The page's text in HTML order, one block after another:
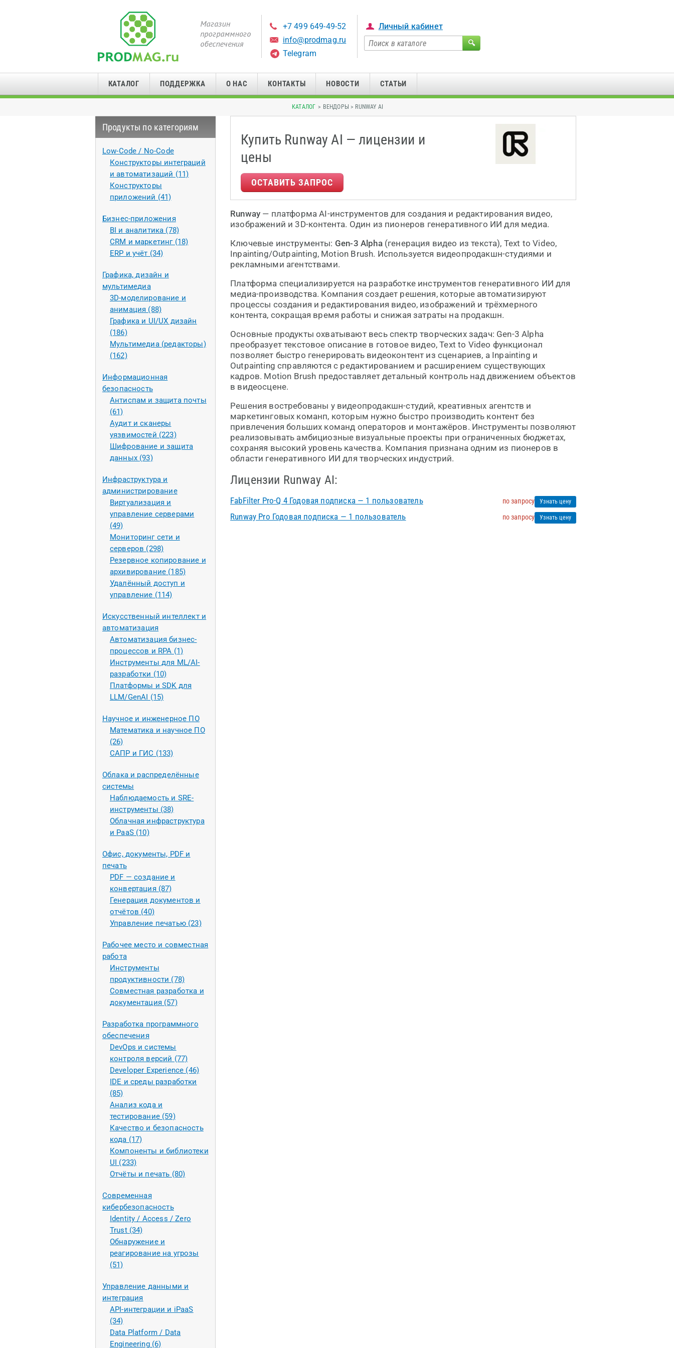
+7 499 649-49-52
info@prodmag.ru
Telegram
Личный кабинет
КАТАЛОГ ПОДДЕРЖКА О НАС КОНТАКТЫ НОВОСТИ СТАТЬИ
КАТАЛОГ > ВЕНДОРЫ > RUNWAY AI
Продукты по категориям
Low-Code / No-Code
Конструкторы интеграций
и автоматизаций (11)
Конструкторы
приложений (41)
Бизнес-приложения
BI и аналитика (78)
CRM и маркетинг (18)
ERP и учёт (34)
Графика, дизайн и
мультимедиа
3D-моделирование и
анимация (88)
Графика и UI/UX дизайн
(186)
Мультимедиа (редакторы)
(162)
Информационная
безопасность
Антиспам и защита почты
(61)
Аудит и сканеры
уязвимостей (223)
Шифрование и защита
данных (93)
Инфраструктура и
администрирование
Виртуализация и
управление серверами
(49)
Мониторинг сети и
серверов (298)
Резервное копирование и
архивирование (185)
Удалённый доступ и
управление (114)
Искусственный интеллект и
автоматизация
Автоматизация бизнес-
процессов и RPA (1)
Инструменты для ML/AI-
разработки (10)
Платформы и SDK для
LLM/GenAI (15)
Научное и инженерное ПО
Математика и научное ПО
(26)
САПР и ГИС (133)
Облака и распределённые
системы
Наблюдаемость и SRE-
инструменты (38)
Облачная инфраструктура
и PaaS (10)
Офис, документы, PDF и
печать
PDF — создание и
конвертация (87)
Генерация документов и
отчётов (40)
Управление печатью (23)
Рабочее место и совместная
работа
Инструменты
продуктивности (78)
Совместная разработка и
документация (57)
Разработка программного
обеспечения
DevOps и системы
контроля версий (77)
Developer Experience (46)
IDE и среды разработки
(85)
Анализ кода и
тестирование (59)
Качество и безопасность
кода (17)
Компоненты и библиотеки
UI (233)
Отчёты и печать (80)
Современная
кибербезопасность
Identity / Access / Zero
Trust (34)
Обнаружение и
реагирование на угрозы
(51)
Управление данными и
интеграция
API-интеграции и iPaaS
(34)
Data Platform / Data
Engineering (6)
Купить Runway AI — лицензии и
цены
ОСТАВИТЬ ЗАПРОС
Runway — платформа AI-инструментов для создания и редактирования видео,
изображений и 3D-контента. Один из пионеров генеративного ИИ для медиа.
Ключевые инструменты: Gen-3 Alpha(генерация видео из текста), Text to Video,
Inpainting/Outpainting, Motion Brush. Используется видеопродакшн-студиями и
рекламными агентствами.
Платформа специализируется на разработке инструментов генеративного ИИ для
медиа-производства. Компания создает решения, которые автоматизируют
процессы создания и редактирования видео, изображений и трёхмерного
контента, сокращая время работы и снижая затраты на продакшн.
Основные продукты охватывают весь спектр творческих задач: Gen-3 Alpha
преобразует текстовое описание в готовое видео, Text to Video функционал
позволяет быстро генерировать видеоконтент из сценариев, а Inpainting и
Outpainting справляются с редактированием и расширением существующих
кадров. Motion Brush предоставляет детальный контроль над движением объектов
в видеосцене.
Решения востребованы у видеопродакшн-студий, креативных агентств и
маркетинговых команп, которым нужно быстро производить контент без
привлечения больших команд операторов и монтажёров. Инструменты позволяют
реализовывать амбициозные визуальные проекты при ограниченных бюджетах,
сохраняя высокий уровень качества. Компания признана одним из пионеров в
области генеративного ИИ для творческих индустрий.
Лицензии Runway AI:
FabFilter Pro-Q 4 Годовая подписка — 1 пользователь по запросу Узнать цену
Runway Pro Годовая подписка — 1 пользователь по запросу Узнать цену